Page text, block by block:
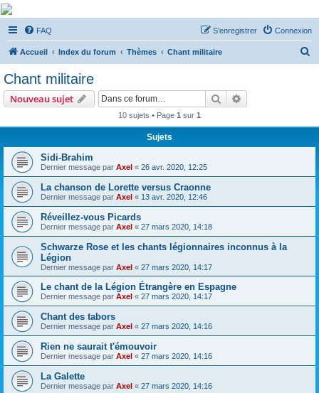
De Musicae Militari -
Forums
Forums de discussions
FAQ Connexion
S’enregistrer
Accueil Index du forum Thèmes Chant militaire
r
Chant militaire
Nouveau sujet Rechercher
10 sujets • Page 1 sur 1
Sujets
Sidi-Brahim
Dernier message par Axel « 26 avr. 2020, 12:25
La chanson de Lorette versus Craonne
Dernier message par Axel « 13 avr. 2020, 12:46
Réveillez-vous Picards
Dernier message par Axel « 27 mars 2020, 14:18
Schwarze Rose et les chants légionnaires inconnus à la
Légion
Dernier message par Axel « 27 mars 2020, 14:17
Le chant de la Légion Étrangère en Espagne
Dernier message par Axel « 27 mars 2020, 14:17
Chant des tabors
Dernier message par Axel « 27 mars 2020, 14:16
Rien ne saurait t'émouvoir
Dernier message par Axel « 27 mars 2020, 14:16
La Galette
Dernier message par Axel « 27 mars 2020, 14:16